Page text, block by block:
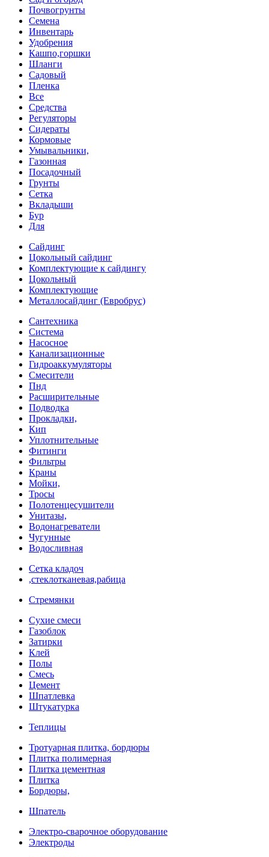
Почвогрунты
Семена
Инвентарь
Удобрения
Кашпо,горшки
Шланги
Садовый
Пленка
Все
Средства
Регуляторы
Сидераты
Кормовые
Умывальники,
Газонная
Посадочный
Грунты
Сетка
Вкладыши
Бур
Для
Сайдинг
Цокольный сайдинг
Комплектующие к сайдингу
Цокольный
Комплектующие
Металлосайдинг (Евробрус)
Сантехника
Система
Насосное
Канализационные
Гидроаккумуляторы
Смесители
Пнд
Расширительные
Подводка
Прокладки,
Кип
Уплотнительные
Фитинги
Фильтры
Краны
Мойки,
Тросы
Полотенцесушители
Унитазы,
Водонагреватели
Чугунные
Водосливная
Сетка кладоч
,стеклотканевая,рабица
Стремянки
Сухие смеси
Газоблок
Затирки
Клей
Полы
Смесь
Цемент
Шпатлевка
Штукатурка
Теплицы
Тротуарная плитка, бордюры
Плитка полимерная
Плитка цементная
Плитка
Бордюры,
Шпатель
Электро-сварочное оборудование
Электроды